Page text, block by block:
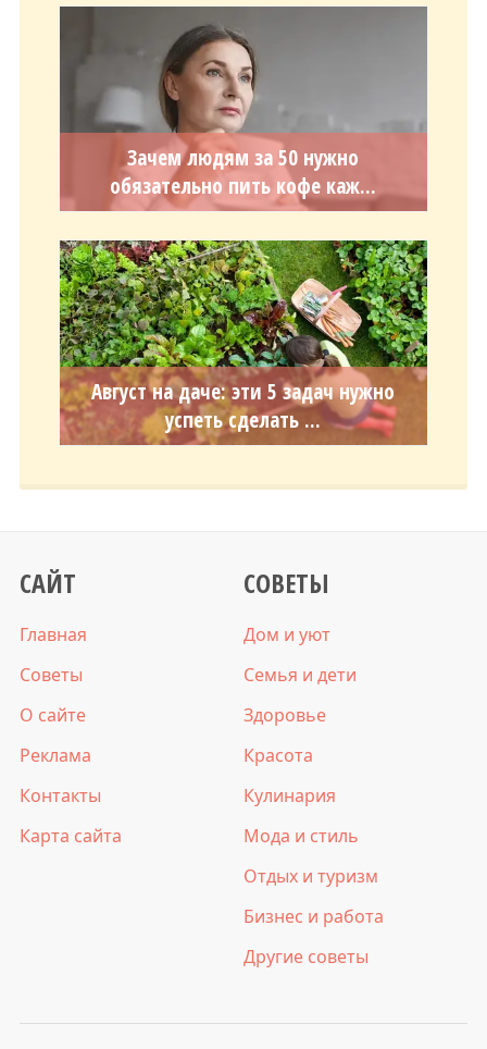
Зачем людям за 50 нужно
обязательно пить кофе каж...
Август на даче: эти 5 задач нужно
успеть сделать ...
САЙТ
Главная
Советы
О сайте
Реклама
Контакты
Карта сайта
СОВЕТЫ
Дом и уют
Семья и дети
Здоровье
Красота
Кулинария
Мода и стиль
Отдых и туризм
Бизнес и работа
Другие советы